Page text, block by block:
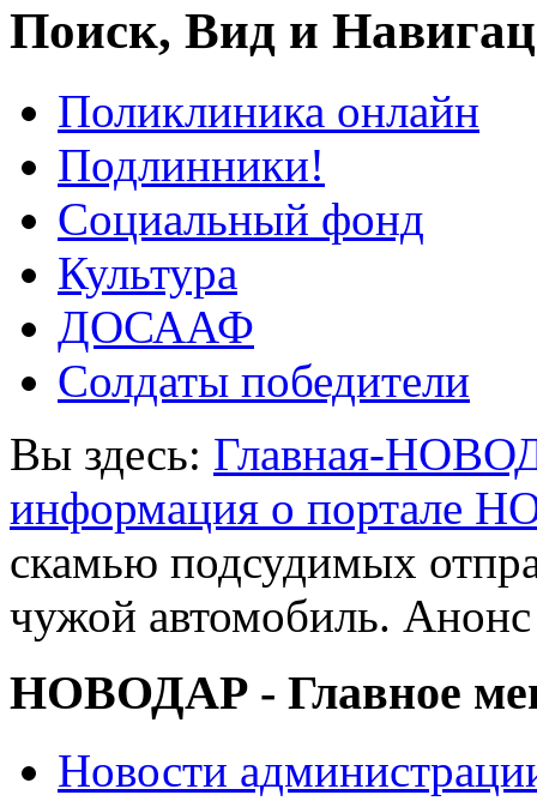
Поиск, Вид и
Поликлиника онлайн
Подлинники!
Социальный фонд
Культура
ДОСААФ
Солдаты победители
Вы здесь: Главная-
информация о портале
скамью подсудимых
чужой автомобиль.
НОВОДАР - Главное
Новости